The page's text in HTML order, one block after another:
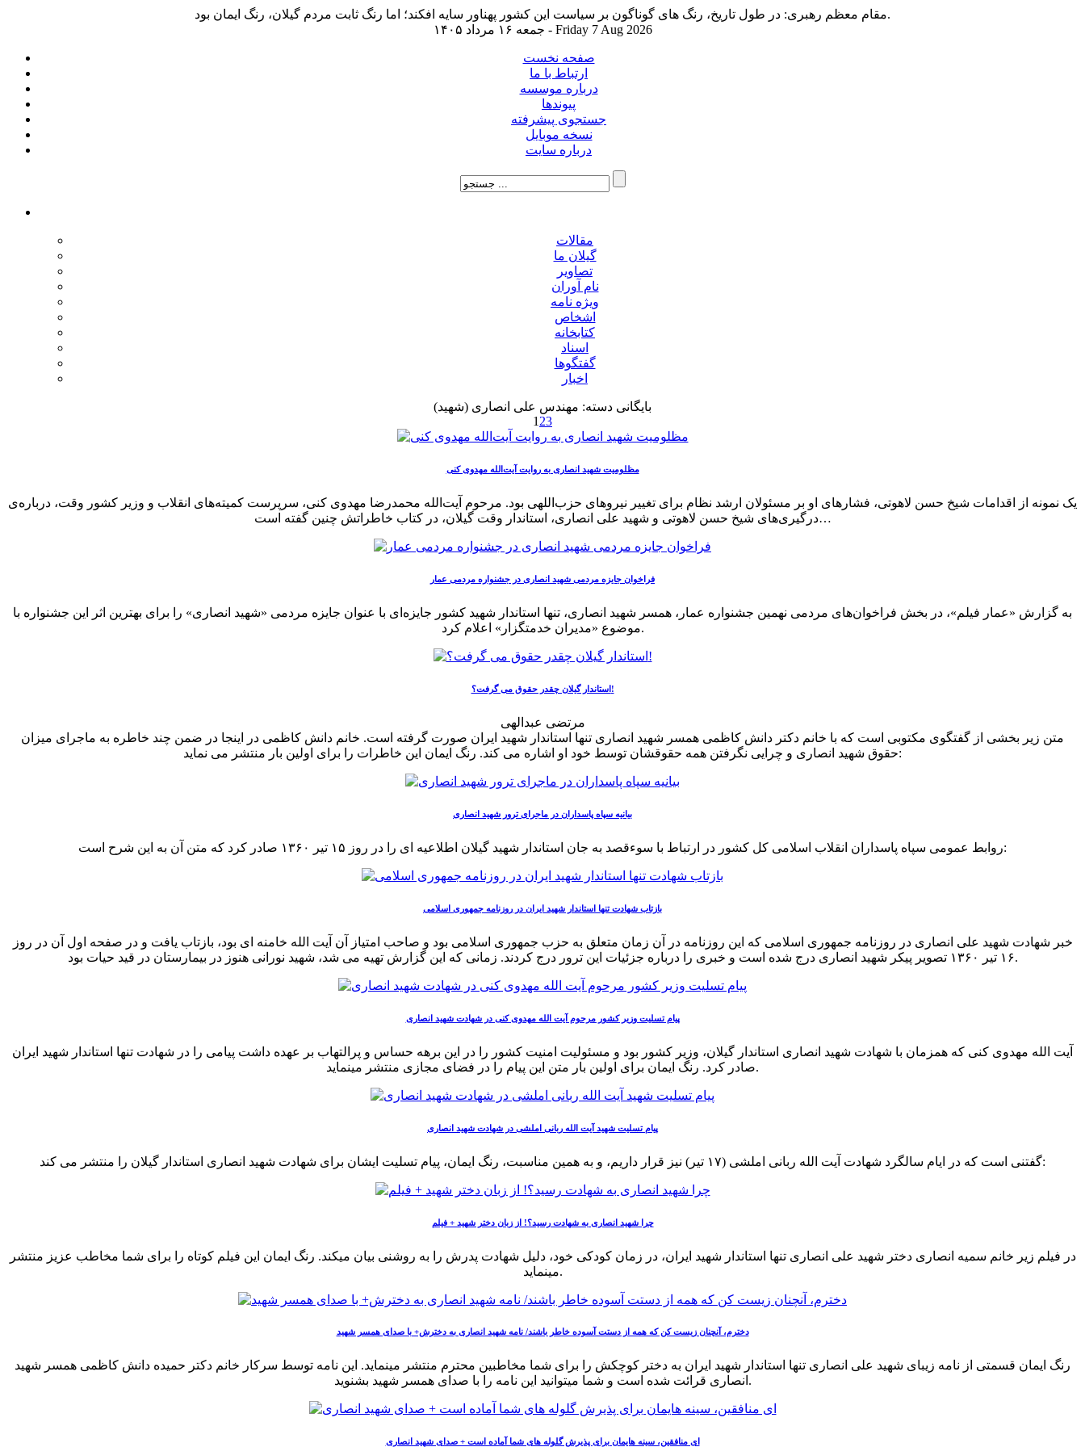
مقام معظم رهبری: در طول تاریخ، رنگ های گوناگون بر سیاست این کشور پهناور سایه افکند؛ اما رنگ ثابت مردم گیلان، رنگ ایمان بود.
جمعه ۱۶ مرداد ۱۴۰۵ - Friday 7 Aug 2026
صفحه نخست
ارتباط با ما
درباره موسسه
پیوندها
جستجوی پیشرفته
نسخه موبایل
درباره سایت
مقالات
گیلان ما
تصاویر
نام آوران
ویژه نامه
اشخاص
کتابخانه
اسناد
گفتگوها
اخبار
بایگانی دسته: مهندس علی انصاری (شهید)
1 23
مظلومیت شهید انصاری به روایت آیت‌الله مهدوی کنی
یک نمونه‌ از اقدامات شیخ حسن لاهوتی، فشارهای او بر مسئولان ارشد نظام برای تغییر نیروهای حزب‌اللهی بود. مرحوم آیت‌الله محمدرضا مهدوی کنی، سرپرست کمیته‌های انقلاب و وزیر کشور وقت، درباره‌ی
درگیری‌های شیخ حسن لاهوتی و شهید علی انصاری، استاندار وقت گیلان، در کتاب خاطراتش چنین ‌گفته است…
فراخوان جایزه مردمی شهید انصاری در جشنواره مردمی عمار
به گزارش «عمار فیلم»، در بخش فراخوان‌های مردمی نهمین جشنواره عمار، همسر شهید انصاری، تنها استاندار شهید کشور جایزه‌ای با عنوان جایزه مردمی «شهید انصاری» را برای بهترین اثر این جشنواره با
موضوع «مدیران خدمتگزار» اعلام کرد.
استاندار گیلان چقدر حقوق می گرفت؟!
مرتضی عبدالهی
متن زیر بخشی از گفتگوی مکتوبی است که با خانم دکتر دانش کاظمی همسر شهید انصاری تنها استاندار شهید ایران صورت گرفته است. خانم دانش کاظمی در اینجا در ضمن چند خاطره به ماجرای میزان
حقوق شهید انصاری و چرایی نگرفتن همه حقوقشان توسط خود او اشاره می کند. رنگ ایمان این خاطرات را برای اولین بار منتشر می نماید:
بیانیه سپاه پاسداران در ماجرای ترور شهید انصاری
روابط عمومی سپاه پاسداران انقلاب اسلامی کل کشور در ارتباط با سوءقصد به جان استاندار شهید گیلان اطلاعیه ای را در روز ۱۵ تیر ۱۳۶۰ صادر کرد که متن آن به این شرح است:
بازتاب شهادت تنها استاندار شهید ایران در روزنامه جمهوری اسلامی
خبر شهادت شهید علی انصاری در روزنامه جمهوری اسلامی که این روزنامه در آن زمان متعلق به حزب جمهوری اسلامی بود و صاحب امتیاز آن آیت الله خامنه ای بود، بازتاب یافت و در صفحه اول آن در روز
۱۶ تیر ۱۳۶۰ تصویر پیکر شهید انصاری درج شده است و خبری را درباره جزئیات این ترور درج کردند. زمانی که این گزارش تهیه می شد، شهید نورانی هنوز در بیمارستان در قید حیات بود.
پیام تسلیت وزیر کشور مرحوم آیت الله مهدوی کنی در شهادت شهید انصاری
آیت الله مهدوی کنی که همزمان با شهادت شهید انصاری استاندار گیلان، وزیر کشور بود و مسئولیت امنیت کشور را در این برهه حساس و پرالتهاب بر عهده داشت پیامی را در شهادت تنها استاندار شهید ایران
صادر کرد. رنگ ایمان برای اولین بار متن این پیام را در فضای مجازی منتشر مینماید.
پیام تسلیت شهید آیت الله ربانی املشی در شهادت شهید انصاری
گفتنی است که در ایام سالگرد شهادت آیت الله ربانی املشی (۱۷ تیر) نیز قرار داریم، و به همین مناسبت، رنگ ایمان، پیام تسلیت ایشان برای شهادت شهید انصاری استاندار گیلان را منتشر می کند:
چرا شهید انصاری به شهادت رسید؟! از زبان دختر شهید + فیلم
در فیلم زیر خانم سمیه انصاری دختر شهید علی انصاری تنها استاندار شهید ایران، در زمان کودکی خود، دلیل شهادت پدرش را به روشنی بیان میکند. رنگ ایمان این فیلم کوتاه را برای شما مخاطب عزیز منتشر
مینماید.
دخترم، آنچنان زیست کن که همه از دستت آسوده خاطر باشند/ نامه شهید انصاری به دخترش+ با صدای همسر شهید
رنگ ایمان قسمتی از نامه زیبای شهید علی انصاری تنها استاندار شهید ایران به دختر کوچکش را برای شما مخاطبین محترم منتشر مینماید. این نامه توسط سرکار خانم دکتر حمیده دانش کاظمی همسر شهید
انصاری قرائت شده است و شما میتوانید این نامه را با صدای همسر شهید بشنوید.
ای منافقین، سینه هایمان برای پذیرش گلوله های شما آماده است + صدای شهید انصاری